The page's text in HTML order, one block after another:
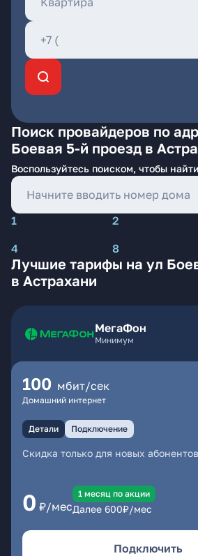
Поиск провайдеров по
Боевая 5-й проезд в
Воспользуйтесь поиском, чтобы
1 2
4
8
Лучшие тарифы на ул
в Астрахани
МегаФон
Минимум
100 мбит/сек
Домашний интернет
Детали Подключение
Скидка только для новых
0 ₽/мес
1 месяц по акции
Далее 600₽/мес
Подключить